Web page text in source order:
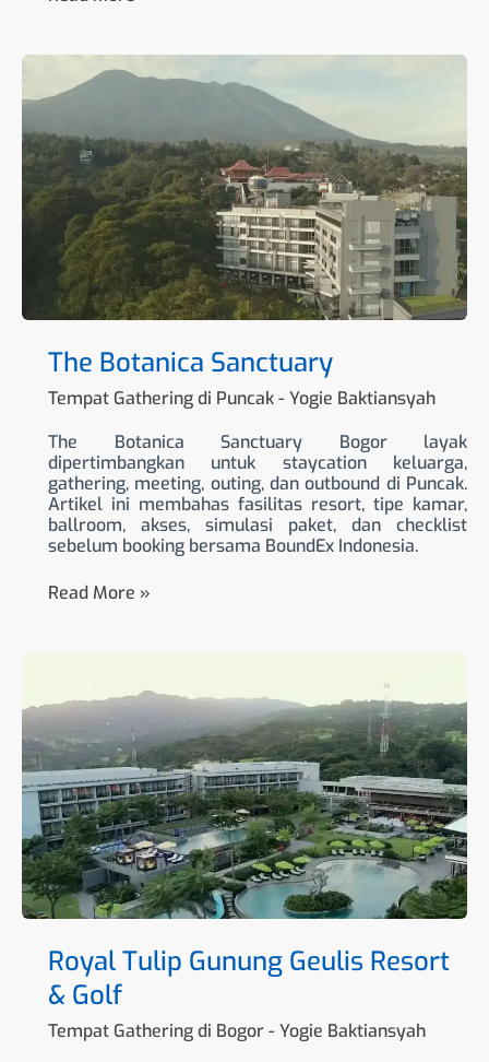
The Botanica Sanctuary
Tempat Gathering di Puncak-Yogie Baktiansyah
The Botanica Sanctuary Bogor layak
dipertimbangkan untuk staycation keluarga,
gathering, meeting, outing, dan outbound di Puncak.
Artikel ini membahas fasilitas resort, tipe kamar,
ballroom, akses, simulasi paket, dan checklist
sebelum booking bersama BoundEx Indonesia.
Botanica
Read More »
Royal Tulip Gunung Geulis Resort
& Golf
Tempat Gathering di Bogor-Yogie Baktiansyah
Gunung
Geulis
Resort
&
Golf